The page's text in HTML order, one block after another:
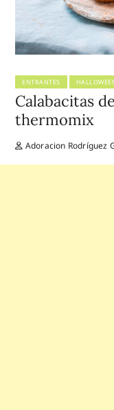
ENTRANTES
Calabacitas
thermomix
Adoracion Rodríguez